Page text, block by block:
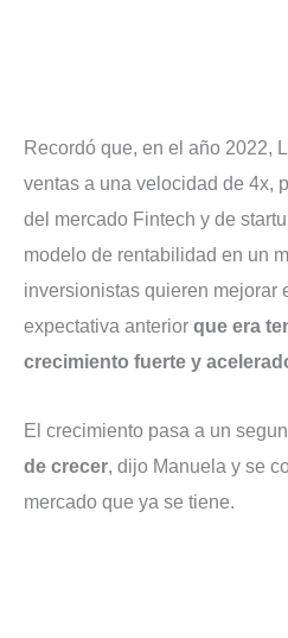
Recordó que, en el año 2022,
ventas a una velocidad de 4x,
del mercado Fintech y de
modelo de rentabilidad en un
inversionistas quieren mejorar
expectativa anterior que era
crecimiento fuerte y
El crecimiento pasa a un
de crecer, dijo Manuela y se
mercado que ya se tiene.